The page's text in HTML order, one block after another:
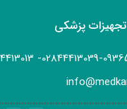
پزشکی
02844413039-09365396109-